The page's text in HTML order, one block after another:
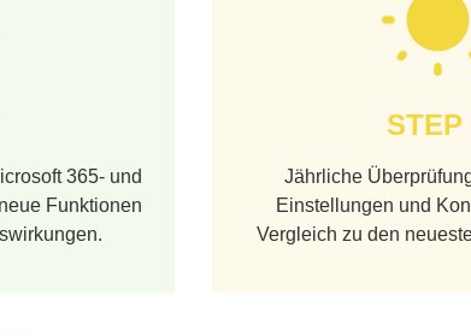
365- und
Funktionen
STEP
Jährliche
Einstellungen und
Vergleich zu den